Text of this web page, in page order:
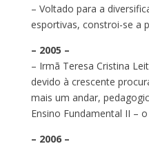
– Voltado para a
esportivas, constroi-se a
– 2005 –
– Irmã Teresa Cristina
devido à crescente
mais um andar,
Ensino Fundamental II –
– 2006 –